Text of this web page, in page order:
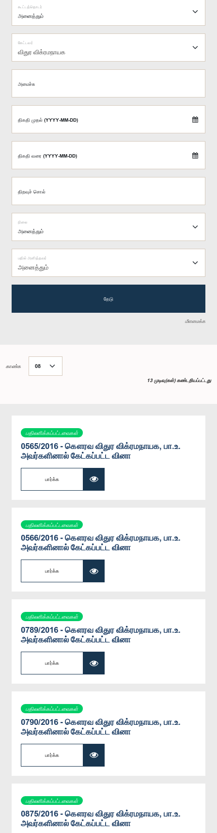
கூட்டத்தொடர்
விதுர விக்ரமநாயக
கேட்டவர்
அமைச்சு
திகதி முதல் (YYYY-MM-DD)
திகதி வரை (YYYY-MM-DD)
திறவுச் சொல்
நிலை
அனைத்தும்
பதில் அளித்தவர்
தேடு
மீளமைக்க
காண்க
13 முடிவு(கள்) கண்டறியப்பட்டது
பதிலளிக்கப்பட்டவைகள்
0565/2016 - கௌரவ விதுர விக்ரமநாயக, பா.உ.
அவர்களினால் கேட்கப்பட்ட வினா
பார்க்க
பதிலளிக்கப்பட்டவைகள்
0566/2016 - கௌரவ விதுர விக்ரமநாயக, பா.உ.
அவர்களினால் கேட்கப்பட்ட வினா
பார்க்க
பதிலளிக்கப்பட்டவைகள்
0789/2016 - கௌரவ விதுர விக்ரமநாயக, பா.உ.
அவர்களினால் கேட்கப்பட்ட வினா
பார்க்க
பதிலளிக்கப்பட்டவைகள்
0790/2016 - கௌரவ விதுர விக்ரமநாயக, பா.உ.
அவர்களினால் கேட்கப்பட்ட வினா
பார்க்க
பதிலளிக்கப்பட்டவைகள்
0875/2016 - கௌரவ விதுர விக்ரமநாயக, பா.உ.
அவர்களினால் கேட்கப்பட்ட வினா